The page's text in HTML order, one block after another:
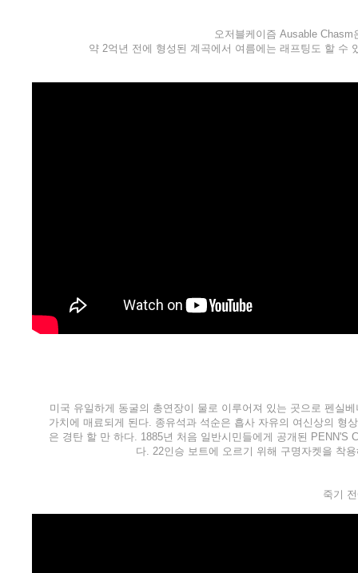
오저블케이즘 Ausable
약 2억년 전에 형성된 계곡에서 여름에는 래프팅도 할 수
미국 유일하게 동굴의 총연장이 물로 이루어져 있는 곳으로 펜실
가치에 매료되게 된다. 종유석과 석순은 흡사 자유의 여신상의 형
은 경탄 할 만 하다. 1885년 처음 일반시민들에게 공개된 PENN'S
다. 22인승 보트에 오르기 위해 구명자켓을 착
죽기